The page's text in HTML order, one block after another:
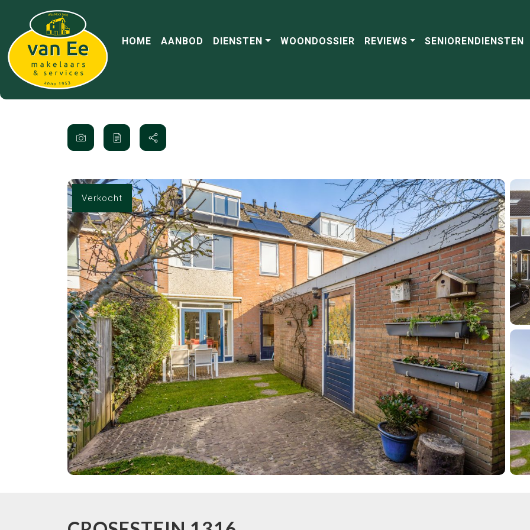
HOME AANBOD DIENSTEN WOONDOSSIER REVIEWS SENIORENDIENSTEN
Verkocht